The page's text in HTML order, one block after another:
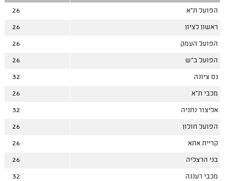
הפועל ת"א 26
ראשון לציון 26
הפועל העמק 26
הפועל ב"ש 26
נס ציונה 32
מכבי ת"א 26
אליצור נתניה 32
הפועל חולון 26
קריית אתא 26
בני הרצליה 26
מכבי רעננה 32